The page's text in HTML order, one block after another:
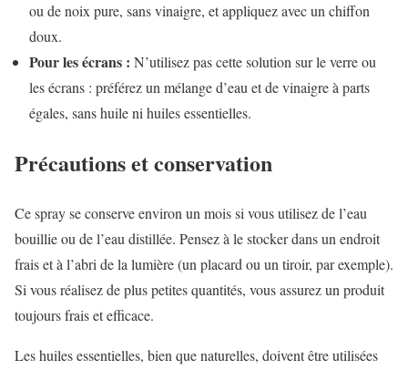
ou de noix pure, sans vinaigre, et appliquez avec un chiffon
doux.
Pour les écrans : N’utilisez pas cette solution sur le verre ou
les écrans : préférez un mélange d’eau et de vinaigre à parts
égales, sans huile ni huiles essentielles.
Précautions et conservation
Ce spray se conserve environ un mois si vous utilisez de l’eau
bouillie ou de l’eau distillée. Pensez à le stocker dans un endroit
frais et à l’abri de la lumière (un placard ou un tiroir, par exemple).
Si vous réalisez de plus petites quantités, vous assurez un produit
toujours frais et efficace.
Les huiles essentielles, bien que naturelles, doivent être utilisées